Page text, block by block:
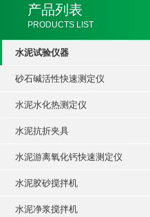
产品列表
PRODUCTS LIST
水泥试验仪器
砂石碱活性快速测定仪
水泥水化热测定仪
水泥抗折夹具
水泥游离氧化钙快速测定仪
水泥胶砂搅拌机
水泥净浆搅拌机